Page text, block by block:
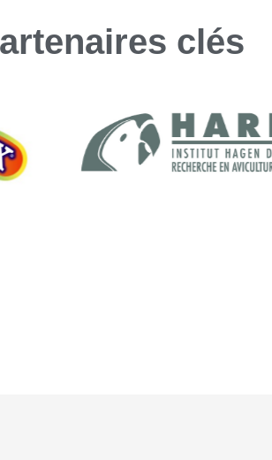
clés